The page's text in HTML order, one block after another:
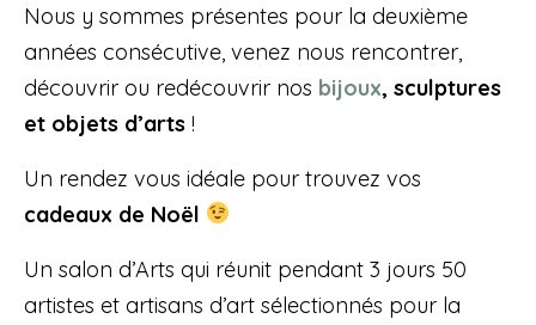
Nous y sommes présentes pour la deuxième
années consécutive, venez nous rencontrer,
découvrir ou redécouvrir nos bijoux, sculptures
et objets d’arts !
Un rendez vous idéale pour trouvez vos
cadeaux de Noël
Un salon d’Arts qui réunit pendant 3 jours 50
artistes et artisans d’art sélectionnés pour la